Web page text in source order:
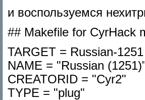
и воспользуемся
## Makefile for CyrHack
TARGET = Russian-1251
NAME = "Russian
CREATORID = "Cyr2"
TYPE = "plug"